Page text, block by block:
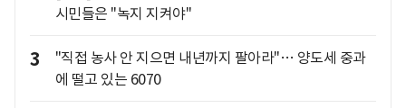
시민들은 "녹지 지켜야"
3
"직접 농사 안 지으면 내년까지 팔아라"… 양도세 중과
에 떨고 있는 6070